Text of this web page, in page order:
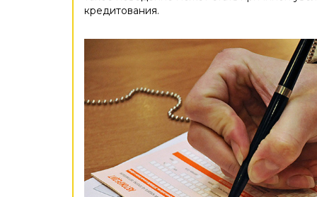
кредитования.